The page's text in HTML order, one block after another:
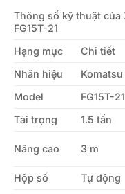
Thông số kỹ thuật của
FG15T-21
Hạng mục
Chi tiết
Nhãn hiệu
Komatsu
Model
FG15T-21
Tải trọng
1.5 tấn
Nâng cao 3 m
Hộp số
Tự động